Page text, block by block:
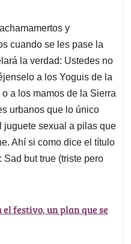
y
cuando se les pase la
la verdad: Ustedes no
a los Yoguis de la
a los mamos de la Sierra
urbanos que lo único
juguete sexual a pilas que
Ahí si como dice el título
but true (triste pero
el festivo, un plan que se